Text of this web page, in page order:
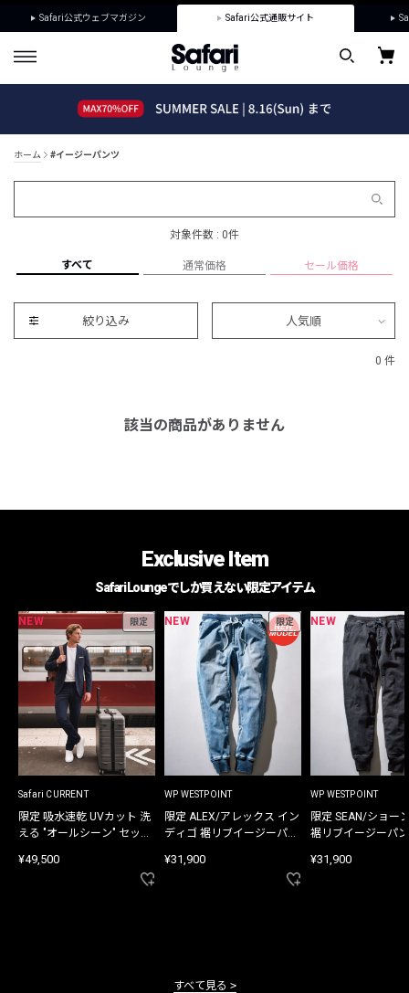
Safari公式ウェブマガジン Safari公式通販サイト
ホーム #イージーパンツ
対象件数 : 0件
すべて 通常価格 セール価格
絞り込み 人気順
0 件
該当の商品がありません
Exclusive Item
Safari Loungeでしか買えない限定アイテム
NEW 限定
Safari CURRENT
限定 吸水速乾 UVカット 洗
える "オールシーン" セット
¥49,500
NEW 限定
WP WESTPOINT
限定 ALEX/アレックス イン
ディゴ 裾リブイージーパン
¥31,900
NEW
WP WESTPOINT
限定 SEAN/ショー
裾リブイージーパ
¥31,900
すべて見る